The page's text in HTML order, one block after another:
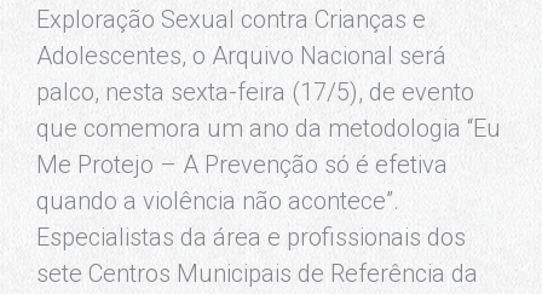
Exploração Sexual contra Crianças e
Adolescentes, o Arquivo Nacional será
palco, nesta sexta-feira (17/5), de evento
que comemora um ano da metodologia “Eu
Me Protejo – A Prevenção só é efetiva
quando a violência não acontece”.
Especialistas da área e profissionais dos
sete Centros Municipais de Referência da